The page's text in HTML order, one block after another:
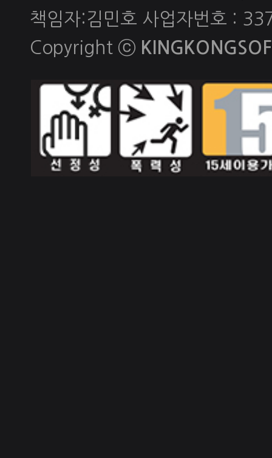
책임자:김민호 사업자번호 :
Copyright ⓒ